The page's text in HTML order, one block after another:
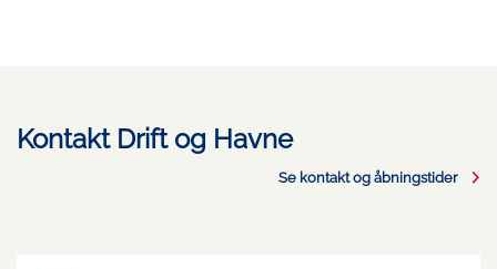
Kontakt Drift og Havne
Se kontakt og åbningstider